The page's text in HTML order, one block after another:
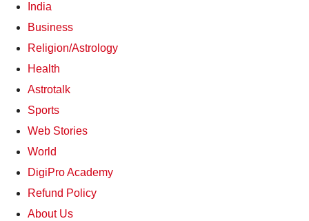
India
Business
Religion/Astrology
Health
Astrotalk
Sports
Web Stories
World
DigiPro Academy
Refund Policy
About Us